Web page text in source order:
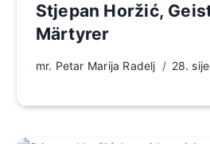
Stjepan Horžić,
Märtyrer
mr. Petar Marija Radelj 28.